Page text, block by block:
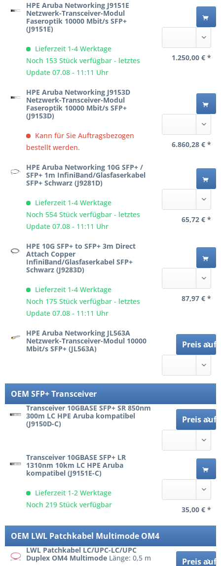
HPE Aruba Networking J9151E
Netzwerk-Transceiver-Modul
Faseroptik 10000 Mbit/s SFP+
(J9151E)
Lieferzeit 1-4 Werktage
Noch 153 Stück verfügbar - letztes
Update 07.08 - 11:11 Uhr
1.250,00 € *
HPE Aruba Networking J9153D
Netzwerk-Transceiver-Modul
Faseroptik 10000 Mbit/s SFP+
(J9153D)
Kann für Sie Auftragsbezogen
bestellt werden.
6.860,28 € *
HPE Aruba Networking 10G SFP+ /
SFP+ 1m InfiniBand/Glasfaserkabel
SFP+ Schwarz (J9281D)
Lieferzeit 1-4 Werktage
Noch 554 Stück verfügbar - letztes
Update 07.08 - 11:11 Uhr
65,72 € *
HPE 10G SFP+ to SFP+ 3m Direct
Attach Copper
InfiniBand/Glasfaserkabel SFP+
Schwarz (J9283D)
Lieferzeit 1-4 Werktage
Noch 175 Stück verfügbar - letztes
Update 07.08 - 11:11 Uhr
87,97 € *
HPE Aruba Networking JL563A
Netzwerk-Transceiver-Modul 10000
Mbit/s SFP+ (JL563A)
Preis auf
OEM SFP+ Transceiver
Transceiver 10GBASE SFP+ SR 850nm
300m LC HPE Aruba kompatibel
(J9150D-C)
Preis auf
Transceiver 10GBASE SFP+ LR
1310nm 10km LC HPE Aruba
kompatibel (J9151E-C)
Lieferzeit 1-2 Werktage
Noch 219 Stück verfügbar
35,00 € *
OEM LWL Patchkabel Multimode OM4
LWL Patchkabel LC/UPC-LC/UPC
Duplex OM4 MultimodeLänge: 0,5 m Preis auf